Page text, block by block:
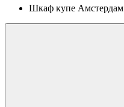
Шкаф купе Амстердам